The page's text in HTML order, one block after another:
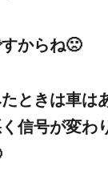
からね🙁
ときは車は
信号が変わ